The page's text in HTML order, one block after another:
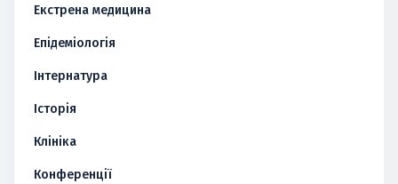
Екстрена медицина
Епідеміологія
Інтернатура
Історія
Клініка
Конференції